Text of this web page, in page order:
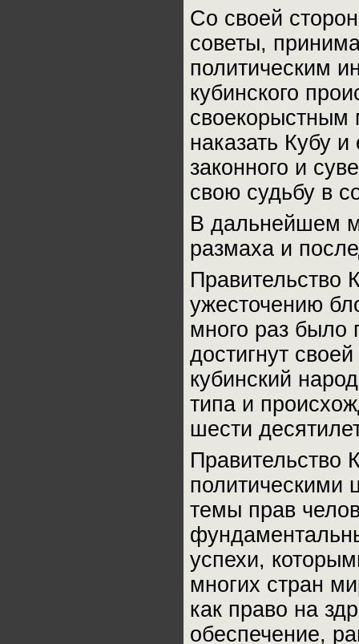
Со своей
советы,
политическим
кубинского
своекорыстным
наказать Кубу
законного и
свою судьбу в
В дальнейшем
размаха и
Правительство
ужесточению
много раз было
достигнут
кубинский
типа и
шести
Правительство
политическими
темы прав
успехи,
многих стран
как право на
обеспечение,